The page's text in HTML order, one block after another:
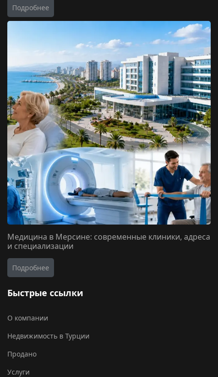
Подробнее
Медицина в Мерсине: современные клиники, адреса
и специализации
Подробнее
Быстрые ссылки
О компании
Недвижимость в Турции
Продано
Услуги